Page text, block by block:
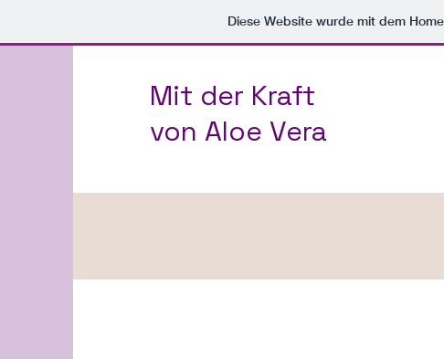
Diese Website wurde mit dem
Mit der Kraft
von Aloe Vera